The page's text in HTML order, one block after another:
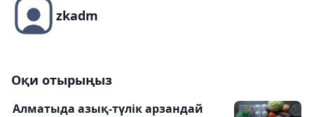
zkadm
Оқи отырыңыз
Алматыда азық-түлік арзандай